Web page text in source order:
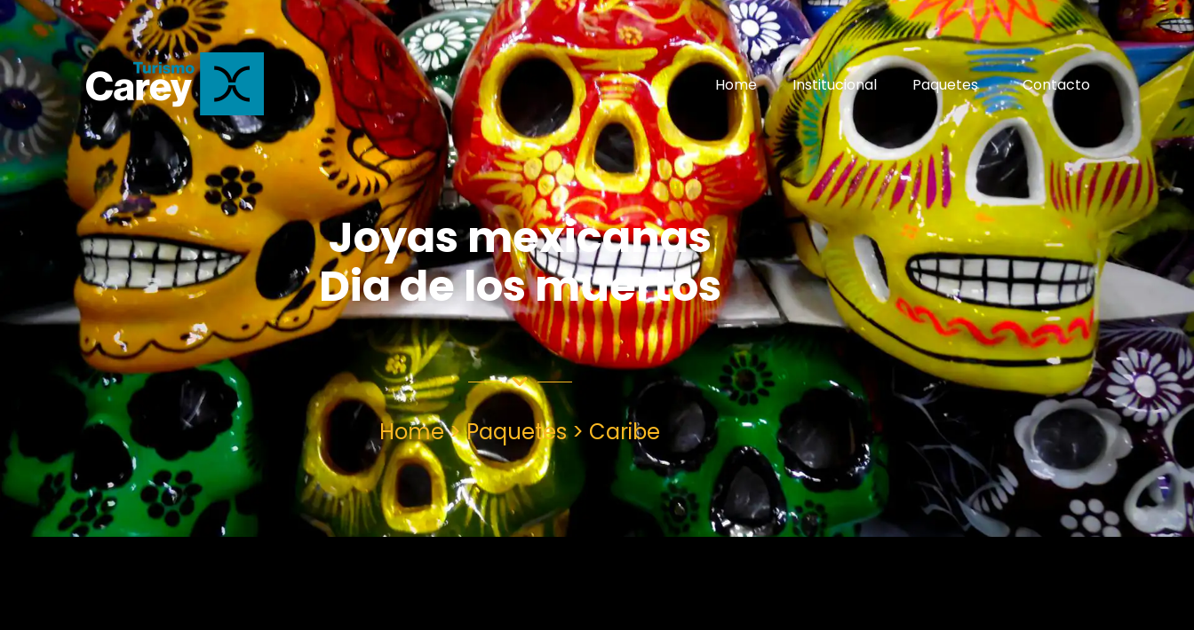
Home Institucional Paquetes Contacto
Joyas mexicanas
Dia de los muertos
Home > Paquetes > Caribe